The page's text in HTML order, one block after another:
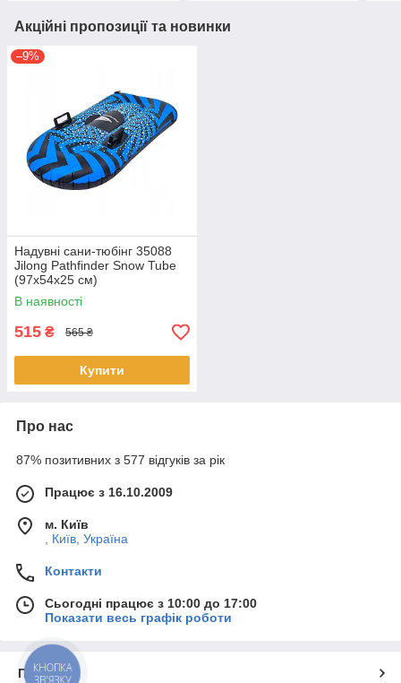
Акційні пропозиції та новинки
–9%
Надувні сани-тюбінг 35088
Jilong Pathfinder Snow Tube
(97х54х25 см)
В наявності
515 ₴ 565 ₴
Купити
Про нас
87% позитивних з 577 відгуків за рік
Працює з 16.10.2009
м. Київ
, Київ, Україна
Контакти
Сьогодні працює з 10:00 до 17:00
Показати весь графік роботи
Про нас
КНОПКА
ЗВ'ЯЗКУ